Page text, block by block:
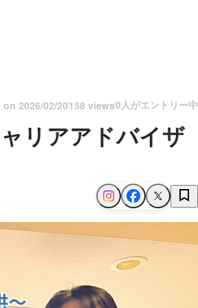
on 2026/02/20158 views0人がエントリー中
リアアドバイザ